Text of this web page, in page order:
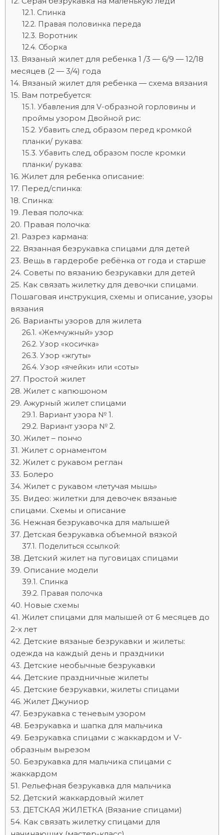
Спинка
Правая половинка переда
Воротник
Сборка
Вязаный жилет для ребенка 1 /3 — 6/9 — 12/18
месяцев (2 — 3/4) года
Вязаный жилет для ребенка — схема вязания
Вам потребуется:
Убавления для V-образной горловины и
прой­мы узором Двойной рис:
Убавить след, образом перед кромкой
планки/ рукава:
Убавить след, образом после кромки
планки/ рукава:
Жилет для ребенка описание:
Перед/спинка:
Спинка:
Левая полочка:
Правая полочка:
Разрез кармана:
Вязанная безрукавка спицами для детей
Вещь в гардеробе ребёнка от года и старше
Советы по вязанию безрукавки для детей
Как связать жилетку для девочки спицами.
Пошаговая инструкция, схемы и описание, узоры
вязания
Варианты узоров для жилета
«Жемчужный» узор
Узор «косичка»
Узор «жгуты»
Узор «ячейки» или «соты»
Простой жилет
Жилет с капюшоном
Ажурный жилет спицами
Вариант узора № 1.
Вариант узора № 2.
Жилет – пончо
Жилет с орнаментом
Жилет с рукавом реглан
Болеро
Жилет с рукавом «летучая мышь»
Видео: жилетки для девочек вязаные
спицами. Схемы и описание
Нежная безрукавочка для малышей
Детская безрукавка объемной вязкой
Поделиться ссылкой:
Детский жилет на пуговицах спицами
Описание модели
Спинка
Правая полочка
Новые схемы
Жилет спицами для малышей от 6 месяцев до
2-х лет
Детские вязаные безрукавки и жилеты:
одежда на каждый день и праздники
Детские необычные безрукавки
Детские праздничные жилеты
Детские безрукавки, жилеты спицами
Жилет Джуниор
Безрукавка с теневым узором
Безрукавка и шапка для мальчика
Безрукавка спицами с жаккардом и V-
образным вырезом
Безрукавка для мальчика спицами с
жаккардом
Рельефная безрукавка для мальчика
Детский жаккардовый жилет
ДЕТСКАЯ ЖИЛЕТКА (Вязание спицами)
Как связать жилетку спицами для